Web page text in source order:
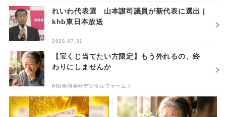
れいわ代表選 山本譲司議員が新代表に選出 |
khb東日本放送
2026.07.31
【宝くじ当てたい方限定】もう外れるの、終
わりにしませんか
PR(合同会社デジタルファーム )